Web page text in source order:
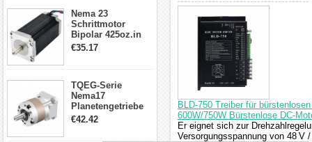
Nema 23
Schrittmotor
Bipolar 425oz.in
4.2A 57x57x114mm
€35.17
TQEG-Serie
Nema17
Planetengetriebe
5:1 Spiel 15Arc-
€42.42
BLD-750 Treiber für
600W/750W Bürstenlose DC-
Er eignet sich zur
Versorgungsspannung von 48 V